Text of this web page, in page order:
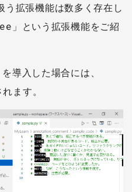
う拡張機能は数多く存在し
」という拡張機能をご紹
導入した場合には、
ます。